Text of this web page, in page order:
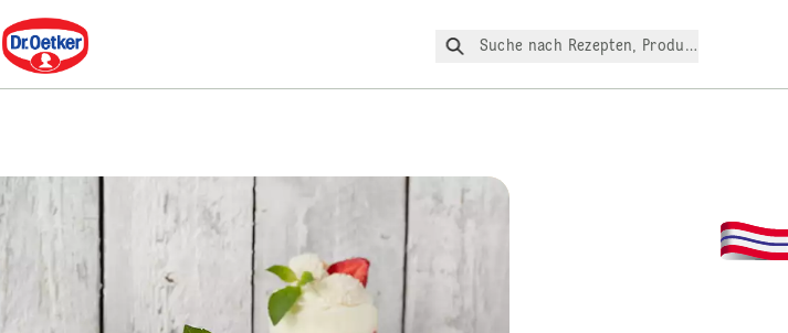
Dr. Oetker
Suche nach Rezepten, Produkte, etc.